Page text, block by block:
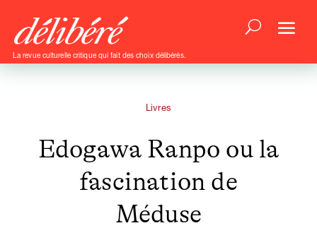
La revue culturelle critique qui fait des choix délibérés.
Livres
Edogawa Ranpo ou la
fascination de
Méduse